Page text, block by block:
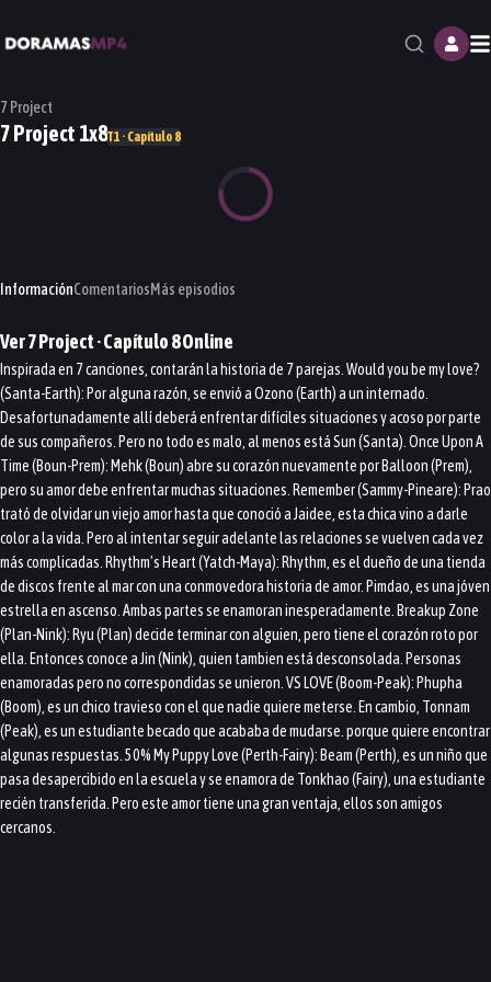
7 Project
7 Project 1x8T1 · Capítulo 8
InformaciónComentariosMás episodios
Ver7 Project· Capítulo8Online
Inspirada en 7 canciones, contarán la historia de 7 parejas. Would you be my love?
(Santa-Earth): Por alguna razón, se envió a Ozono (Earth) a un internado.
Desafortunadamente allí deberá enfrentar difíciles situaciones y acoso por parte
de sus compañeros. Pero no todo es malo, al menos está Sun (Santa). Once Upon A
Time (Boun-Prem): Mehk (Boun) abre su corazón nuevamente por Balloon (Prem),
pero su amor debe enfrentar muchas situaciones. Remember (Sammy-Pineare): Prao
trató de olvidar un viejo amor hasta que conoció a Jaidee, esta chica vino a darle
color a la vida. Pero al intentar seguir adelante las relaciones se vuelven cada vez
más complicadas. Rhythm’s Heart (Yatch-Maya): Rhythm, es el dueño de una tienda
de discos frente al mar con una conmovedora historia de amor. Pimdao, es una jóven
estrella en ascenso. Ambas partes se enamoran inesperadamente. Breakup Zone
(Plan-Nink): Ryu (Plan) decide terminar con alguien, pero tiene el corazón roto por
ella. Entonces conoce a Jin (Nink), quien tambien está desconsolada. Personas
enamoradas pero no correspondidas se unieron. VS LOVE (Boom-Peak): Phupha
(Boom), es un chico travieso con el que nadie quiere meterse. En cambio, Tonnam
(Peak), es un estudiante becado que acababa de mudarse. porque quiere encontrar
algunas respuestas. 50% My Puppy Love (Perth-Fairy): Beam (Perth), es un niño que
pasa desapercibido en la escuela y se enamora de Tonkhao (Fairy), una estudiante
recién transferida. Pero este amor tiene una gran ventaja, ellos son amigos
cercanos.